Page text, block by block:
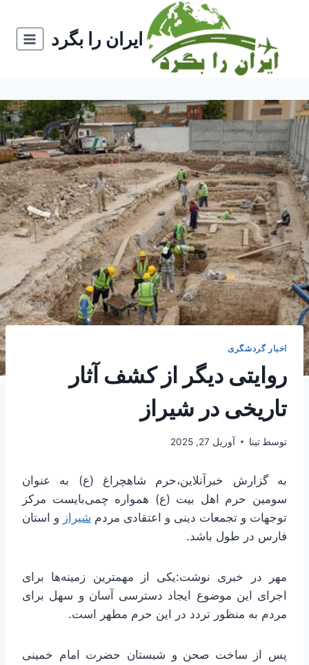
ایران را بگرد
اخبار گردشگری
روایتی دیگر از کشف آثار
تاریخی در شیراز
توسط تینا آوریل 27, 2025
به گزارش خبرآنلاین،حرم شاهچراغ (ع) به عنوان
سومین حرم اهل بیت (ع) همواره چمی‌بایست مرکز
توجهات و تجمعات دینی و اعتقادی مردم شیراز و استان
فارس در طول باشد.
مهر در خبری نوشت:یکی از مهمترین زمینه‌ها برای
اجرای این موضوع ایجاد دسترسی آسان و سهل برای
مردم به منظور تردد در این حرم مطهر است.
پس از ساخت صحن و شبستان حضرت امام خمینی